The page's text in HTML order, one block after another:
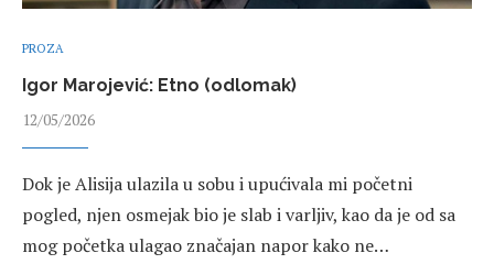
PROZA
Igor Marojević: Etno (odlomak)
12/05/2026
Dok je Alisija ulazila u sobu i upućivala mi početni
pogled, njen osmejak bio je slab i varljiv, kao da je od sa
mog početka ulagao značajan napor kako ne…